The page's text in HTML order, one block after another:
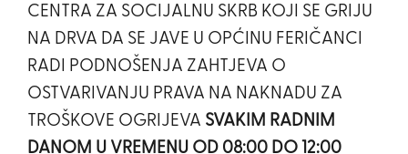
CENTRA ZA SOCIJALNU SKRB KOJI SE GRIJU
NA DRVA DA SE JAVE U OPĆINU FERIČANCI
RADI PODNOŠENJA ZAHTJEVA O
OSTVARIVANJU PRAVA NA NAKNADU ZA
TROŠKOVE OGRIJEVA SVAKIM RADNIM
DANOM U VREMENU OD 08:00 DO 12:00